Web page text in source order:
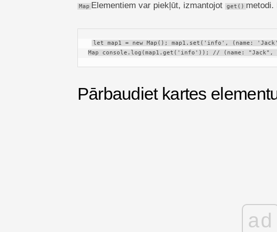
Map Elementiem var piekļūt, izmantojot get() metodi.
let map1 = new Map(); map1.set('info', (name:
Map console.log(map1.get('info')); // (name: "Jack",
Pārbaudiet kartes
ad